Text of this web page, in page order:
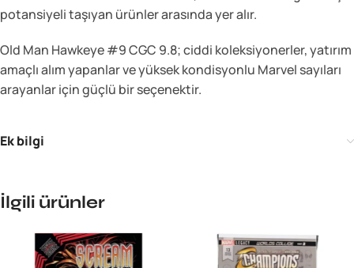
potansiyeli taşıyan ürünler arasında yer alır.
Old Man Hawkeye #9 CGC 9.8; ciddi koleksiyonerler, yatırım
amaçlı alım yapanlar ve yüksek kondisyonlu Marvel sayıları
arayanlar için güçlü bir seçenektir.
Ek bilgi
İlgili ürünler